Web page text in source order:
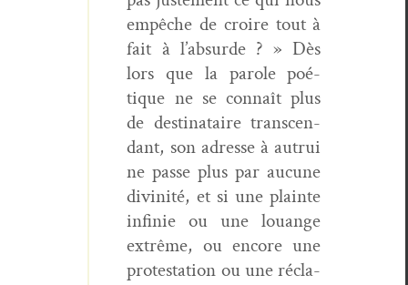
empêche de croire tout à
fait à l’absurde ? » Dès
lors que la parole poé­
tique ne se con­naît plus
de des­ti­nataire tran­scen­
dant, son adresse à autrui
ne passe plus par aucune
divinité, et si une plainte
infinie ou une louange
extrême, ou encore une
protes­ta­tion ou une récla­